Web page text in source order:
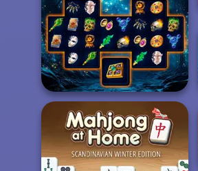
Sorcerer Mahjong Marvels